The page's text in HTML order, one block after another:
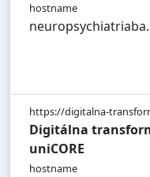
hostname
https://digitalna-
Digitálna
uniCORE
hostname